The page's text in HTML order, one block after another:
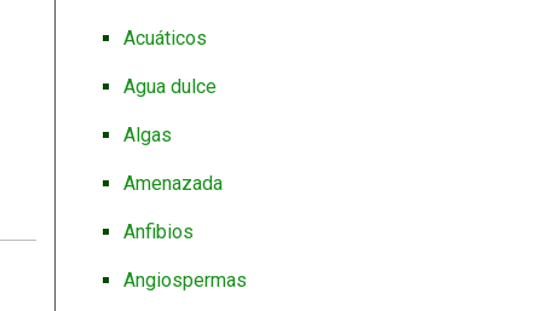
Acuáticos
Agua dulce
Algas
Amenazada
Anfibios
Angiospermas